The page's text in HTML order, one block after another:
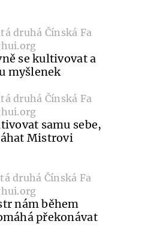
druhá Čínská Fa
se kultivovat a
myšlenek
druhá Čínská Fa
samu sebe,
Mistrovi
druhá Čínská Fa
nám během
překonávat